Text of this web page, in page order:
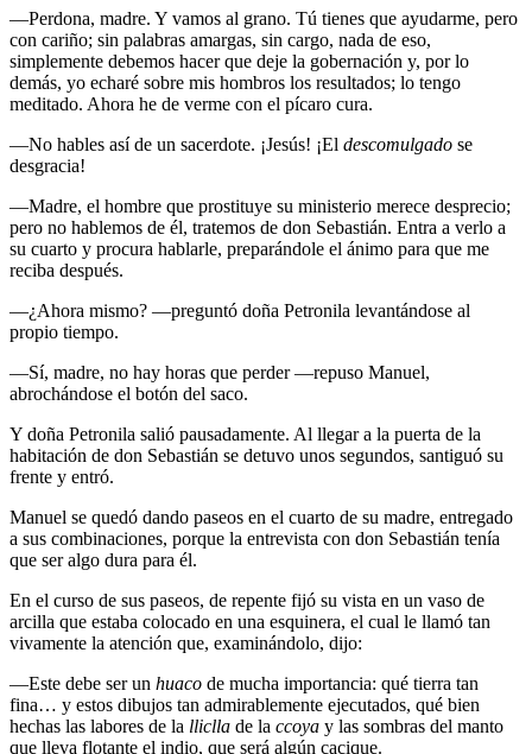
—Perdona, madre. Y vamos al grano. Tú tienes que ayudarme, pero
con cariño; sin palabras amargas, sin cargo, nada de eso,
simplemente debemos hacer que deje la gobernación y, por lo
demás, yo echaré sobre mis hombros los resultados; lo tengo
meditado. Ahora he de verme con el pícaro cura.
—No hables así de un sacerdote. ¡Jesús! ¡El descomulgado se
desgracia!
—Madre, el hombre que prostituye su ministerio merece desprecio;
pero no hablemos de él, tratemos de don Sebastián. Entra a verlo a
su cuarto y procura hablarle, preparándole el ánimo para que me
reciba después.
—¿Ahora mismo? —preguntó doña Petronila levantándose al
propio tiempo.
—Sí, madre, no hay horas que perder —repuso Manuel,
abrochándose el botón del saco.
Y doña Petronila salió pausadamente. Al llegar a la puerta de la
habitación de don Sebastián se detuvo unos segundos, santiguó su
frente y entró.
Manuel se quedó dando paseos en el cuarto de su madre, entregado
a sus combinaciones, porque la entrevista con don Sebastián tenía
que ser algo dura para él.
En el curso de sus paseos, de repente fijó su vista en un vaso de
arcilla que estaba colocado en una esquinera, el cual le llamó tan
vivamente la atención que, examinándolo, dijo:
—Este debe ser un huaco de mucha importancia: qué tierra tan
fina… y estos dibujos tan admirablemente ejecutados, qué bien
hechas las labores de la lliclla de la ccoya y las sombras del manto
que lleva flotante el indio, que será algún cacique.